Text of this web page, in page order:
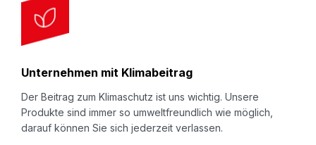
Unternehmen mit Klimabeitrag
Der Beitrag zum Klimaschutz ist uns wichtig. Unsere
Produkte sind immer so umweltfreundlich wie möglich,
darauf können Sie sich jederzeit verlassen.